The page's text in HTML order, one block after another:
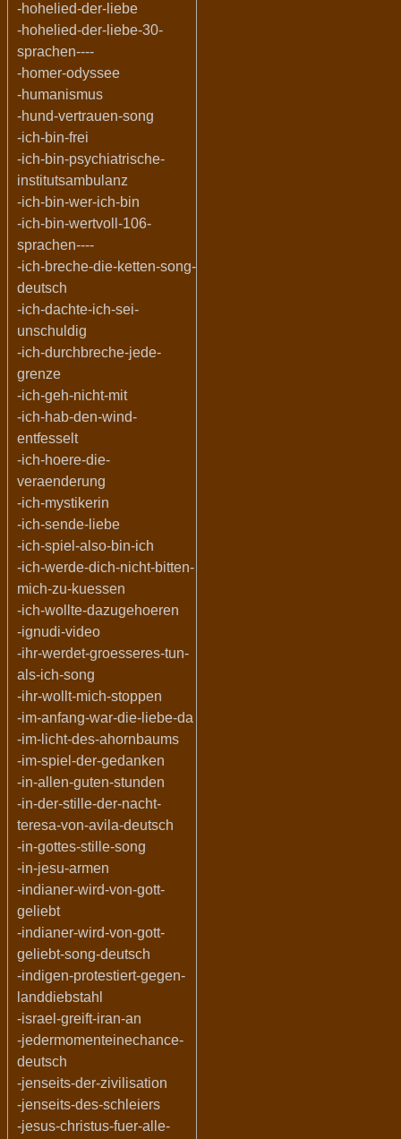
-hohelied-der-liebe
-hohelied-der-liebe-30-
sprachen----
-homer-odyssee
-humanismus
-hund-vertrauen-song
-ich-bin-frei
-ich-bin-psychiatrische-
institutsambulanz
-ich-bin-wer-ich-bin
-ich-bin-wertvoll-106-
sprachen----
-ich-breche-die-ketten-song-
deutsch
-ich-dachte-ich-sei-
unschuldig
-ich-durchbreche-jede-
grenze
-ich-geh-nicht-mit
-ich-hab-den-wind-
entfesselt
-ich-hoere-die-
veraenderung
-ich-mystikerin
-ich-sende-liebe
-ich-spiel-also-bin-ich
-ich-werde-dich-nicht-bitten-
mich-zu-kuessen
-ich-wollte-dazugehoeren
-ignudi-video
-ihr-werdet-groesseres-tun-
als-ich-song
-ihr-wollt-mich-stoppen
-im-anfang-war-die-liebe-da
-im-licht-des-ahornbaums
-im-spiel-der-gedanken
-in-allen-guten-stunden
-in-der-stille-der-nacht-
teresa-von-avila-deutsch
-in-gottes-stille-song
-in-jesu-armen
-indianer-wird-von-gott-
geliebt
-indianer-wird-von-gott-
geliebt-song-deutsch
-indigen-protestiert-gegen-
landdiebstahl
-israel-greift-iran-an
-jedermomenteinechance-
deutsch
-jenseits-der-zivilisation
-jenseits-des-schleiers
-jesus-christus-fuer-alle-